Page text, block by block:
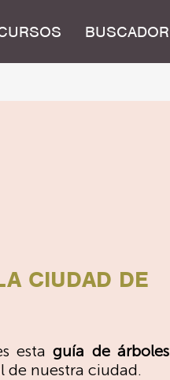
BUSCADOR
CIUDAD DE
estaguía de árboles
de nuestra ciudad.